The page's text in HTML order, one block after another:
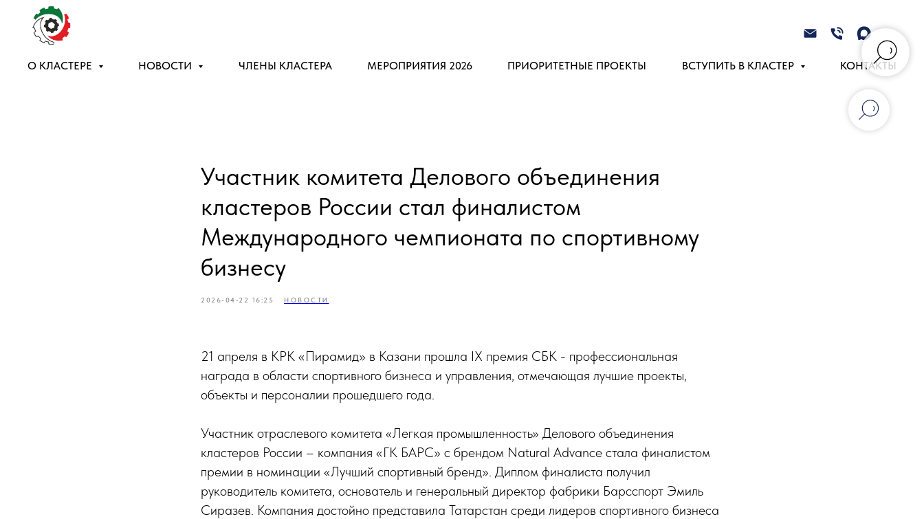
О КЛАСТЕРЕ НОВОСТИ ЧЛЕНЫ КЛАСТЕРА МЕРОПРИЯТИЯ 2026 ПРИОРИТЕТНЫЕ ПРОЕКТЫ ВСТУПИТЬ В КЛАСТЕР КОНТАКТЫ
Участник комитета Делового объединения
кластеров России стал финалистом
Международного чемпионата по спортивному
бизнесу
2026-04-22 16:25 НОВОСТИ
21 апреля в КРК «Пирамид» в Казани прошла IX премия СБК - профессиональная
награда в области спортивного бизнеса и управления, отмечающая лучшие проекты,
объекты и персоналии прошедшего года.
Участник отраслевого комитета «Легкая промышленность» Делового объединения
кластеров России – компания «ГК БАРС» с брендом Natural Advancе стала финалистом
премии в номинации «Лучший спортивный бренд». Диплом финалиста получил
руководитель комитета, основатель и генеральный директор фабрики Барсспорт Эмиль
Сиразев. Компания достойно представила Татарстан среди лидеров спортивного бизнеса